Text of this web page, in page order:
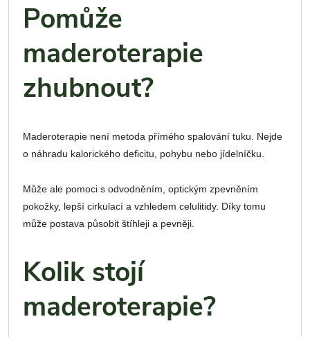
Pomůže
maderoterapie
zhubnout?
Maderoterapie není metoda přímého spalování tuku. Nejde
o náhradu kalorického deficitu, pohybu nebo jídelníčku.
Může ale pomoci s odvodněním, optickým zpevněním
pokožky, lepší cirkulací a vzhledem celulitidy. Díky tomu
může postava působit štíhleji a pevněji.
Kolik stojí
maderoterapie?